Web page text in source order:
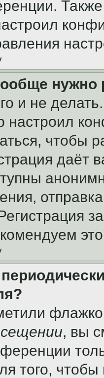
нужно
и не
настроил
чтобы
даёт
, вы
того, чтобы